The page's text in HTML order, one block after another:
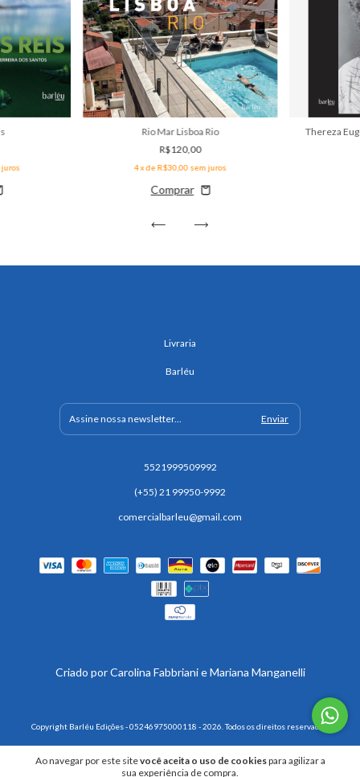
Ao navegar por este sitevocê aceita o uso de cookiespara agilizar a
sua experiência de compra.
Rio Mar Lisboa Rio
R$120,00
4x deR$30,00 sem juros
Thereza
Livraria
Barléu
5521999509992
(+55) 21 99950-9992
comercialbarleu@gmail.com
Copyright Barléu Edições - 05246975000118 - 2026. Todos os direitos reservados.